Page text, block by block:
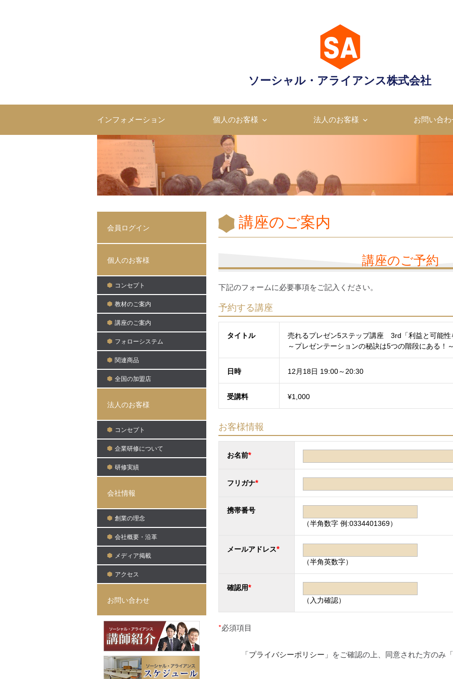
ア
ソーシャル・アライアンス株式会社
インフォメーション 個人のお客様 法人のお客様 お問い合
講座のご案内
講座のご予約
下記のフォームに必要事項をご記入ください。
予約する講座
タイトル
売れるプレゼン5ステップ講座 3rd「利益と可能性
～プレゼンテーションの秘訣は5つの階段にある！～
日時 12月18日 19:00～20:30
受講料 ¥1,000
お客様情報
お名前*
フリガナ*
携帯番号
（半角数字 例:0334401369）
メールアドレス*
（半角英数字）
確認用*
（入力確認）
*必須項目
「プライバシーポリシー 」をご確認の上、同意された方のみ
会員ログイン
個人のお客様
コンセプト
教材のご案内
講座のご案内
フォローシステム
関連商品
全国の加盟店
法人のお客様
コンセプト
企業研修について
研修実績
会社情報
創業の理念
会社概要・沿革
メディア掲載
アクセス
お問い合わせ